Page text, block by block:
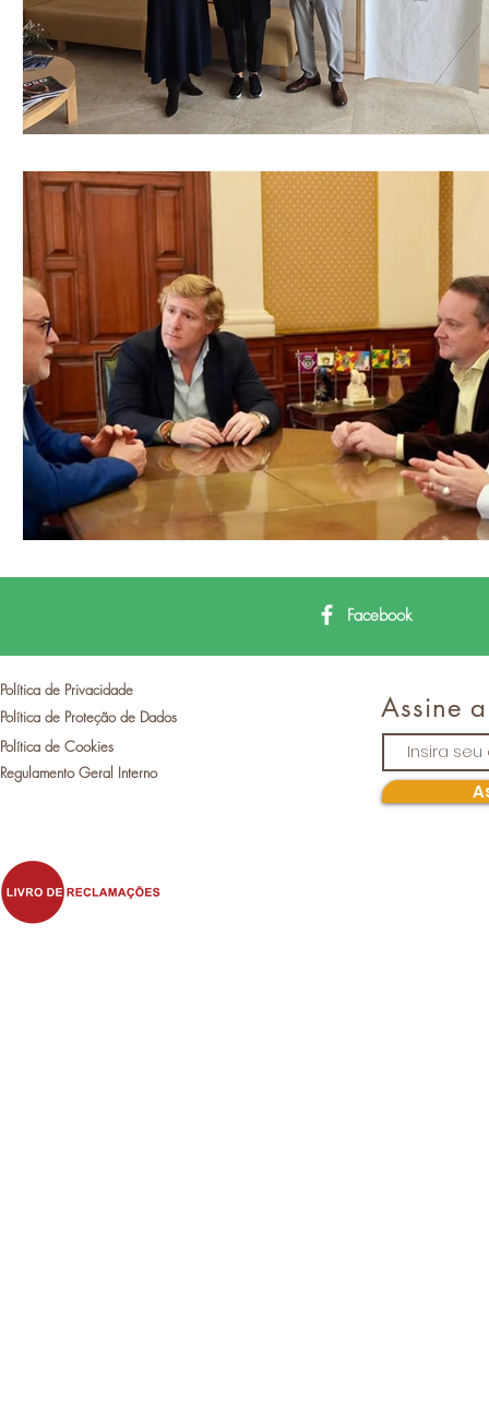
Facebook
Política de Privacidade
Política de Proteção de Dados
Política de Cookies
Regulamento Geral Interno
Assine